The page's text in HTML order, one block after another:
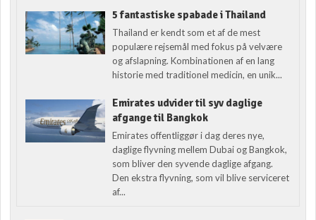
5 fantastiske spabade i Thailand
Thailand er kendt som et af de mest
populære rejsemål med fokus på velvære
og afslapning. Kombinationen af en lang
historie med traditionel medicin, en unik...
Emirates udvider til syv daglige
afgange til Bangkok
Emirates offentliggør i dag deres nye,
daglige flyvning mellem Dubai og Bangkok,
som bliver den syvende daglige afgang.
Den ekstra flyvning, som vil blive serviceret
af...